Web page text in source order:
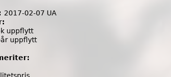
2017-02-07 UA
uppflytt
uppflytt